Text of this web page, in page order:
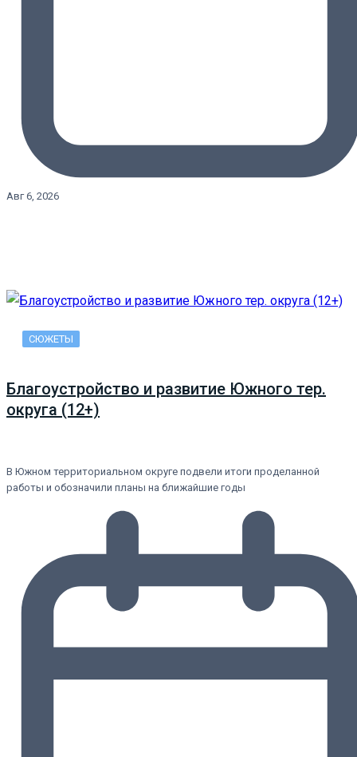
Авг 6, 2026
СЮЖЕТЫ
Благоустройство и развитие Южного тер.
округа (12+)
В Южном территориальном округе подвели итоги проделанной
работы и обозначили планы на ближайшие годы